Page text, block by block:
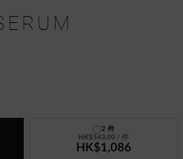
2 件
HK$543.00 / 件
HK$1,086